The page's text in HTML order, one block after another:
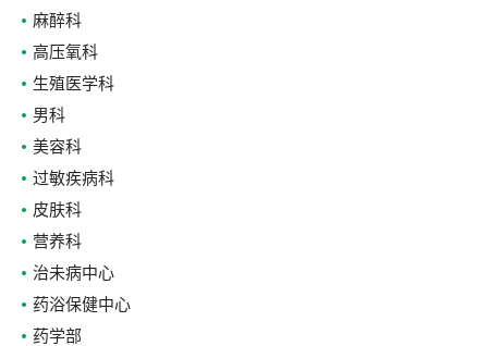
麻醉科
高压氧科
生殖医学科
男科
美容科
过敏疾病科
皮肤科
营养科
治未病中心
药浴保健中心
药学部